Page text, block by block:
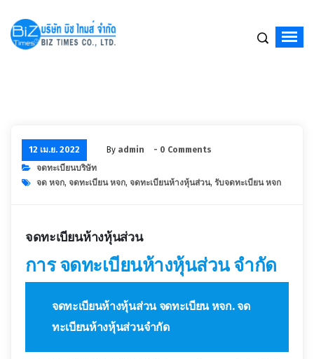
12 เม.ย. 2022 By admin
- 0 Comments
จดทะเบียนบริษัท
จด หจก, จดทะเบียน หจก, จดทะเบียนห้างหุ้นส่วน, รับจดทะเบียน หจก
จดทะเบียนห้างหุ้นส่วน
การจดทะเบียนห้างหุ้นส่วน จำกัด
จดทะเบียนห้างหุ้นส่วน จดทะเบียน หจก. จด
ทะเบียนห้างหุ้นส่วนจำกัด